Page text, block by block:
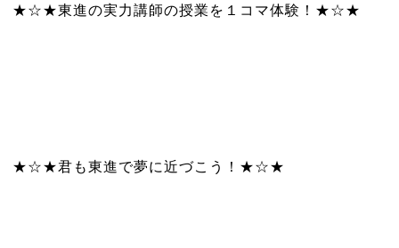
★☆★東進の実力講師の授業を１コマ体験！★☆★
★☆★君も東進で夢に近づこう！★☆★